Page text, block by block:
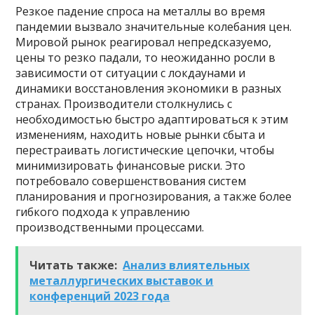
Резкое падение спроса на металлы во время
пандемии вызвало значительные колебания цен.
Мировой рынок реагировал непредсказуемо,
цены то резко падали, то неожиданно росли в
зависимости от ситуации с локдаунами и
динамики восстановления экономики в разных
странах. Производители столкнулись с
необходимостью быстро адаптироваться к этим
изменениям, находить новые рынки сбыта и
перестраивать логистические цепочки, чтобы
минимизировать финансовые риски. Это
потребовало совершенствования систем
планирования и прогнозирования, а также более
гибкого подхода к управлению
производственными процессами.
Читать также: Анализ влиятельных
металлургических выставок и
конференций 2023 года